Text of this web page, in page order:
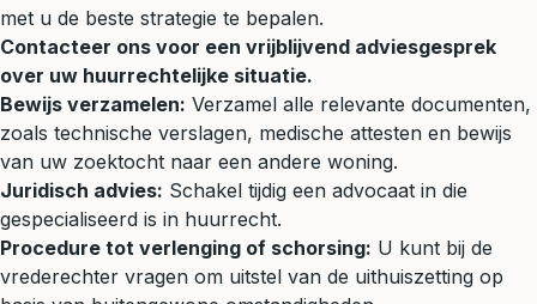
met u de beste strategie te bepalen.
Contacteer ons voor een vrijblijvend adviesgesprek
over uw huurrechtelijke situatie.
Bewijs verzamelen: Verzamel alle relevante documenten,
zoals technische verslagen, medische attesten en bewijs
van uw zoektocht naar een andere woning.
Juridisch advies: Schakel tijdig een advocaat in die
gespecialiseerd is in huurrecht.
Procedure tot verlenging of schorsing: U kunt bij de
vrederechter vragen om uitstel van de uithuiszetting op